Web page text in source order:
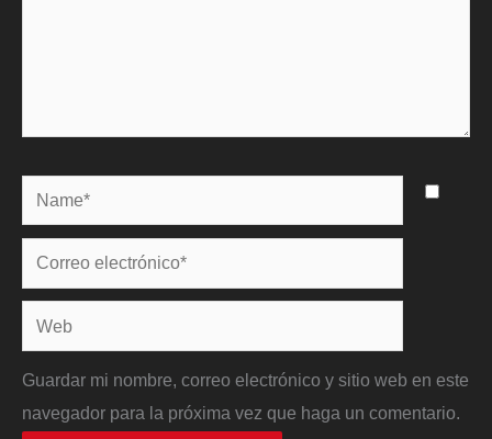
Name*
Correo
electrónico*
Web
Guardar mi nombre, correo electrónico y sitio web en este
navegador para la próxima vez que haga un comentario.